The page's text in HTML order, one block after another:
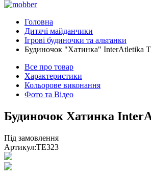
Головна
Дитячі майданчики
Ігрові будиночки та альтанки
Будиночок "Хатинка" InterAtletika
Все про товар
Характеристики
Кольорове виконання
Фото та Відео
Будиночок Хатинка
Під замовлення
Артикул:TE323